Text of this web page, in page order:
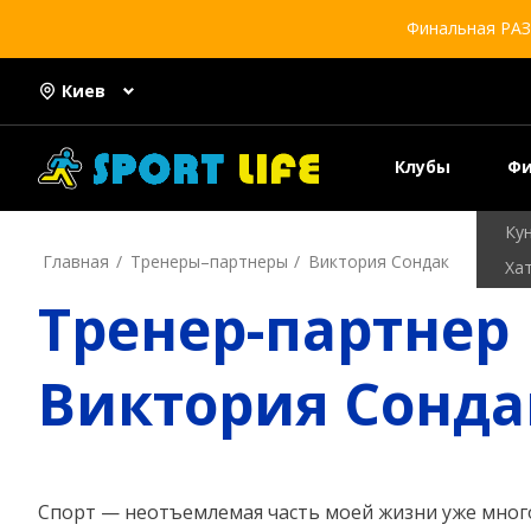
Финальная
Киев
Клубы
Главная Тренеры–пapтнepы Виктория Сондак
Тренер-партнер
Виктория
Спорт — неотъемлемая часть моей жизни уже